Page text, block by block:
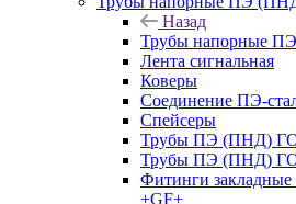
Назад
Трубы напорные
Лента сигнальная
Коверы
Соединение ПЭ-
Спейсеры
Трубы ПЭ (ПНД)
Трубы ПЭ (ПНД)
Фитинги закладные
+GF+